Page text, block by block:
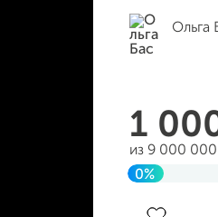
Ольга
1
из 9 000
0%